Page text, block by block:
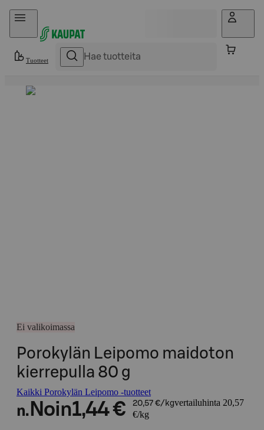
Hyppää sisältöön
Tuotteet
Ei valikoimassa
Porokylän Leipomo maidoton
kierrepulla 80 g
Kaikki Porokylän Leipomo -tuotteet
n. Noin1,44 € 20,57 €/kgvertailuhinta 20,57
€/kg